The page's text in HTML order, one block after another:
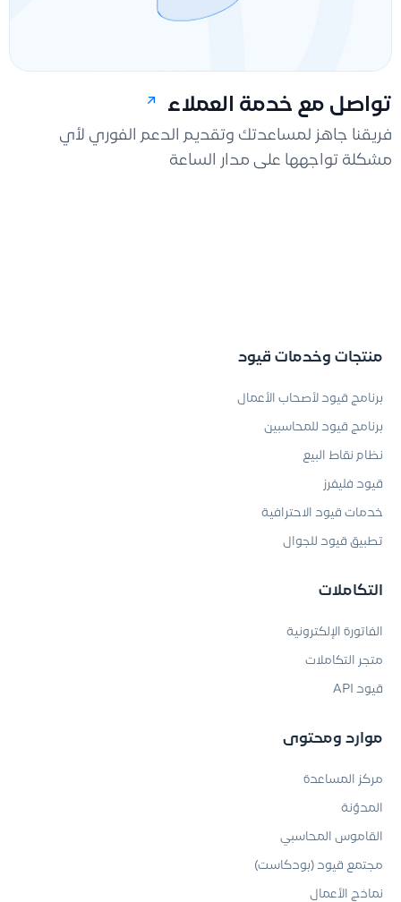
تواصل مع خدمة العملاء
فريقنا جاهز لمساعدتك وتقديم الدعم الفوري لأي
مشكلة تواجهها على مدار الساعة
منتجات وخدمات قيود
برنامج قيود لأصحاب الأعمال
برنامج قيود للمحاسبين
نظام نقاط البيع
قيود فليفرز
خدمات قيود الاحترافية
تطبيق قيود للجوال
التكاملات
الفاتورة الإلكترونية
متجر التكاملات
قيود API
موارد ومحتوى
مركز المساعدة
المدوّنة
القاموس المحاسبي
مجتمع قيود (بودكاست)
نماذج الأعمال